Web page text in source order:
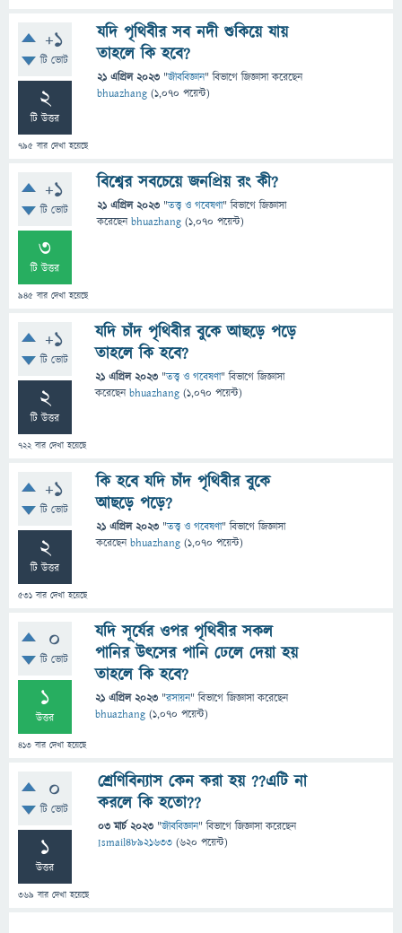
+1
টি ভোট
2
টি উত্তর
795 বার দেখা হয়েছে
যদি পৃথিবীর সব নদী শুকিয়ে যায়
তাহলে কি হবে?
21 এপ্রিল 2023 "জীববিজ্ঞান" বিভাগে জিজ্ঞাসাকরেছেন
bhuazhang (1,070 পয়েন্ট)
+1
টি ভোট
3
টি উত্তর
945 বার দেখা হয়েছে
বিশ্বের সবচেয়ে জনপ্রিয় রং কী?
21 এপ্রিল 2023 "তত্ত্ব ও গবেষণা" বিভাগে জিজ্ঞাসা
করেছেনbhuazhang (1,070 পয়েন্ট)
+1
টি ভোট
2
টি উত্তর
722বার দেখা হয়েছে
যদি চাঁদ পৃথিবীর বুকে আছড়ে পড়ে
তাহলে কি হবে?
21 এপ্রিল 2023 "তত্ত্ব ও গবেষণা" বিভাগে জিজ্ঞাসা
করেছেনbhuazhang (1,070 পয়েন্ট)
+1
টি ভোট
2
টি উত্তর
531 বার দেখা হয়েছে
কি হবে যদি চাঁদ পৃথিবীর বুকে
আছড়ে পড়ে?
21 এপ্রিল 2023 "তত্ত্ব ও গবেষণা" বিভাগে জিজ্ঞাসা
করেছেনbhuazhang (1,070 পয়েন্ট)
0
টি ভোট
1
উত্তর
413 বার দেখা হয়েছে
যদি সূর্যের ওপর পৃথিবীর সকল
পানির উৎসের পানি ঢেলে দেয়া হয়
তাহলে কি হবে?
21 এপ্রিল 2023 "রসায়ন" বিভাগে জিজ্ঞাসাকরেছেন
bhuazhang (1,070 পয়েন্ট)
0
টি ভোট
1
উত্তর
369 বার দেখা হয়েছে
শ্রেণিবিন্যাস কেন করা হয় ??এটি না
করলে কি হতো??
03 মার্চ 2023 "জীববিজ্ঞান" বিভাগে জিজ্ঞাসাকরেছেন
Ismail48921633 (620 পয়েন্ট)